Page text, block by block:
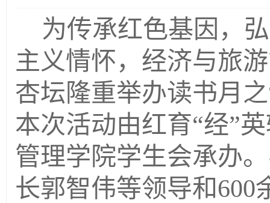
为传承红色基因，
主义情怀，经济与旅
杏坛隆重举办读书月之
本次活动由红育“经”
管理学院学生会承办
长郭智伟等领导和600